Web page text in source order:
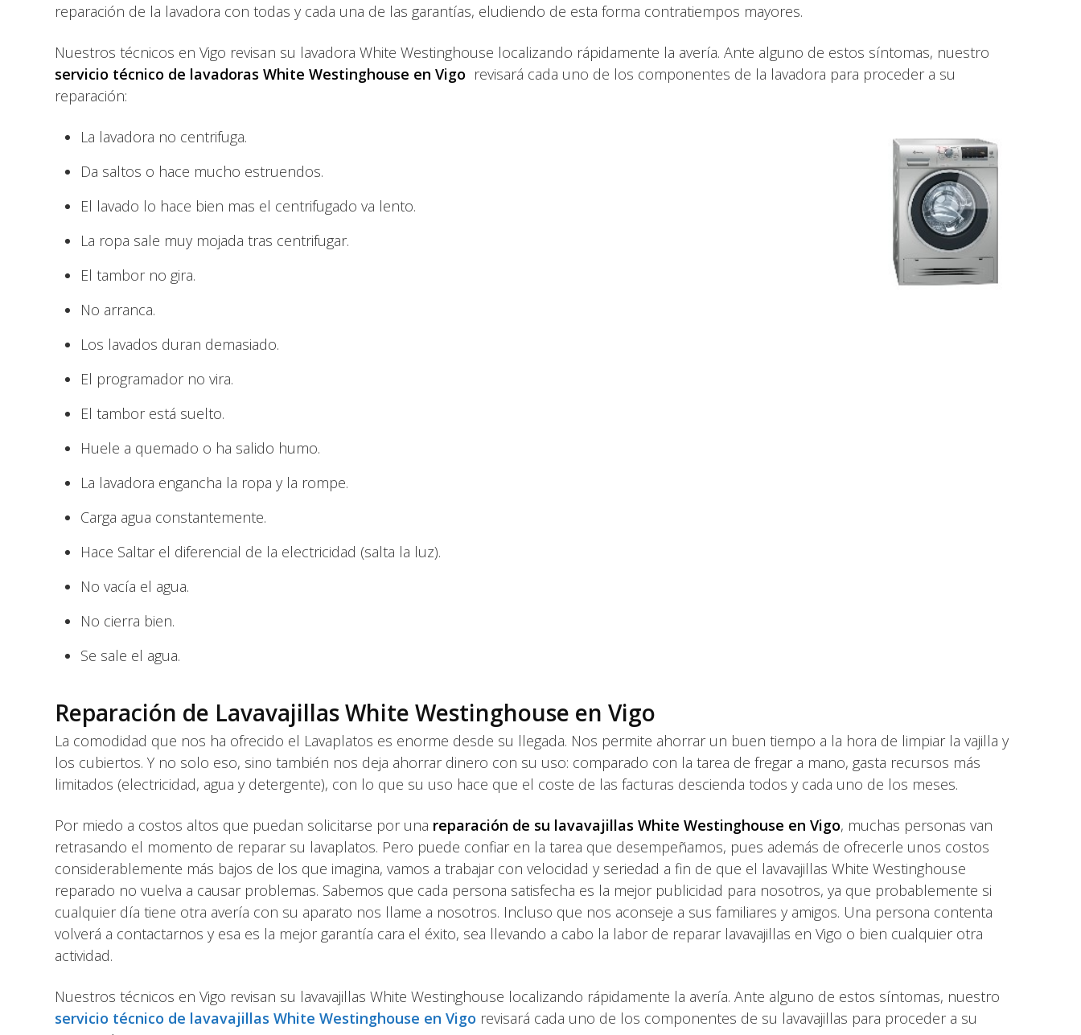
reparación de la lavadora con todas y cada una de las garantías, eludiendo de esta forma contratiempos mayores.
Nuestros técnicos en Vigo revisan su lavadora White Westinghouse localizando rápidamente la avería. Ante alguno de estos síntomas, nuestro
servicio técnico de lavadoras White Westinghouse en Vigo revisará cada uno de los componentes de la lavadora para proceder a su
reparación:
La lavadora no centrifuga.
Da saltos o hace mucho estruendos.
El lavado lo hace bien mas el centrifugado va lento.
La ropa sale muy mojada tras centrifugar.
El tambor no gira.
No arranca.
Los lavados duran demasiado.
El programador no vira.
El tambor está suelto.
Huele a quemado o ha salido humo.
La lavadora engancha la ropa y la rompe.
Carga agua constantemente.
Hace Saltar el diferencial de la electricidad (salta la luz).
No vacía el agua.
No cierra bien.
Se sale el agua.
Reparación de Lavavajillas White Westinghouse en Vigo
La comodidad que nos ha ofrecido el Lavaplatos es enorme desde su llegada. Nos permite ahorrar un buen tiempo a la hora de limpiar la vajilla y
los cubiertos. Y no solo eso, sino también nos deja ahorrar dinero con su uso: comparado con la tarea de fregar a mano, gasta recursos más
limitados (electricidad, agua y detergente), con lo que su uso hace que el coste de las facturas descienda todos y cada uno de los meses.
Por miedo a costos altos que puedan solicitarse por una reparación de su lavavajillas White Westinghouse en Vigo, muchas personas van
retrasando el momento de reparar su lavaplatos. Pero puede confiar en la tarea que desempeñamos, pues además de ofrecerle unos costos
considerablemente más bajos de los que imagina, vamos a trabajar con velocidad y seriedad a fin de que el lavavajillas White Westinghouse
reparado no vuelva a causar problemas. Sabemos que cada persona satisfecha es la mejor publicidad para nosotros, ya que probablemente si
cualquier día tiene otra avería con su aparato nos llame a nosotros. Incluso que nos aconseje a sus familiares y amigos. Una persona contenta
volverá a contactarnos y esa es la mejor garantía cara el éxito, sea llevando a cabo la labor de reparar lavavajillas en Vigo o bien cualquier otra
actividad.
Nuestros técnicos en Vigo revisan su lavavajillas White Westinghouse localizando rápidamente la avería. Ante alguno de estos síntomas, nuestro
servicio técnico de lavavajillas White Westinghouse en Vigo revisará cada uno de los componentes de su lavavajillas para proceder a su